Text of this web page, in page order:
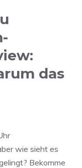
das
wie sieht es
Bekomme